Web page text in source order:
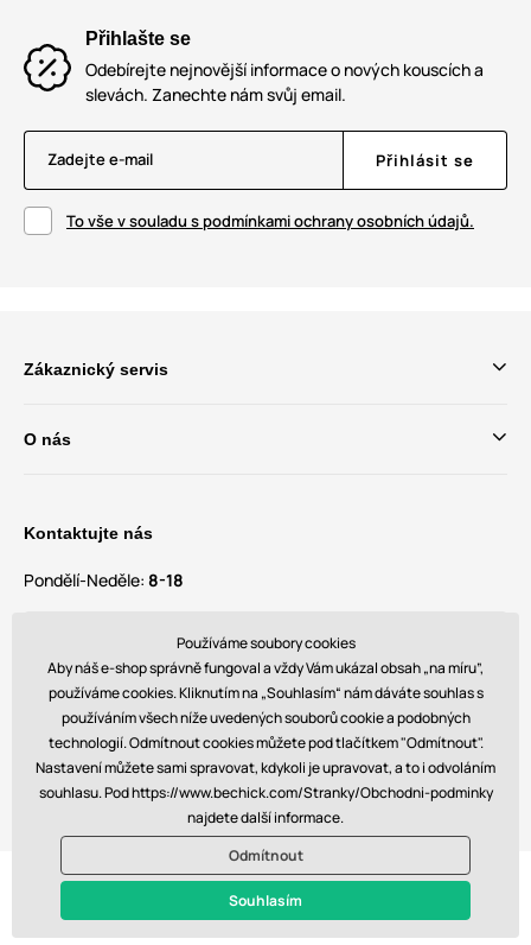
Přihlašte se
Odebírejte nejnovější informace o nových kouscích a
slevách. Zanechte nám svůj email.
Zadejte e-mail Přihlásit se
To vše v souladu s podmínkami ochrany osobních údajů.
Zákaznický servis
O nás
Kontaktujte nás
Pondělí-Neděle: 8-18
Máte dotazy a návrhy?
contact@bechick.com
Najdete nás také na
© 2026 www.bechick.com. Technicky zajišťujeSimplia s.r.o.
$ - CZ
Používáme soubory cookies
Aby náš e-shop správně fungoval a vždy Vám ukázal obsah „na míru”,
používáme cookies. Kliknutím na „Souhlasím“ nám dáváte souhlas s
používáním všech níže uvedených souborů cookie a podobných
technologií. Odmítnout cookies můžete pod tlačítkem "Odmítnout".
Nastavení můžete sami spravovat, kdykoli je upravovat, a to i odvoláním
souhlasu. Pod https://www.bechick.com/Stranky/Obchodni-podminky
najdete další informace.
Odmítnout
Souhlasím